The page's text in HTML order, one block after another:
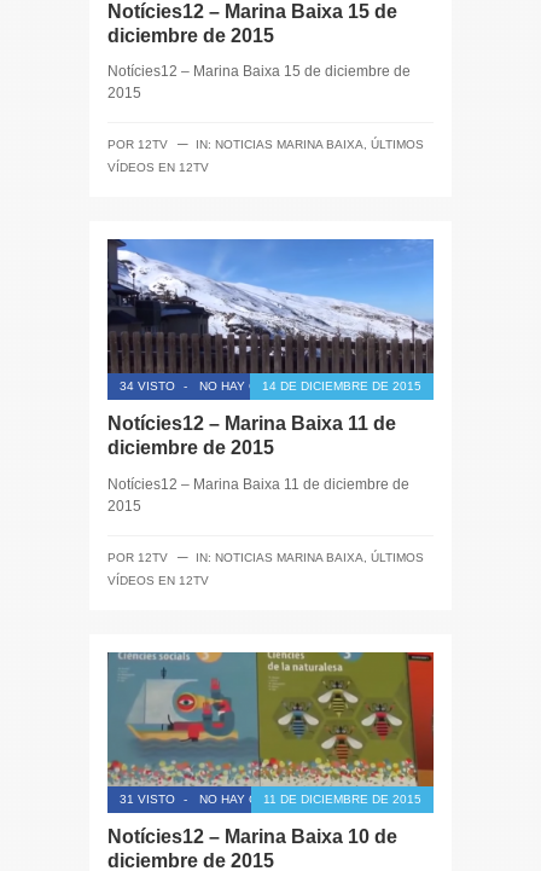
Notícies12 – Marina Baixa 15 de
diciembre de 2015
Notícies12 – Marina Baixa 15 de diciembre de
2015
POR 12TV ─ IN: NOTICIAS MARINA BAIXA, ÚLTIMOS
VÍDEOS EN 12TV
34 VISTO - NO HAY COMENTARIOS
14 DE DICIEMBRE DE 2015
Notícies12 – Marina Baixa 11 de
diciembre de 2015
Notícies12 – Marina Baixa 11 de diciembre de
2015
POR 12TV ─ IN: NOTICIAS MARINA BAIXA
ÚLTIMOS
VÍDEOS EN 12TV
31 VISTO - NO HAY COMENTARIOS
11 DE DICIEMBRE DE 2015
Notícies12 – Marina Baixa 10 de
diciembre de 2015